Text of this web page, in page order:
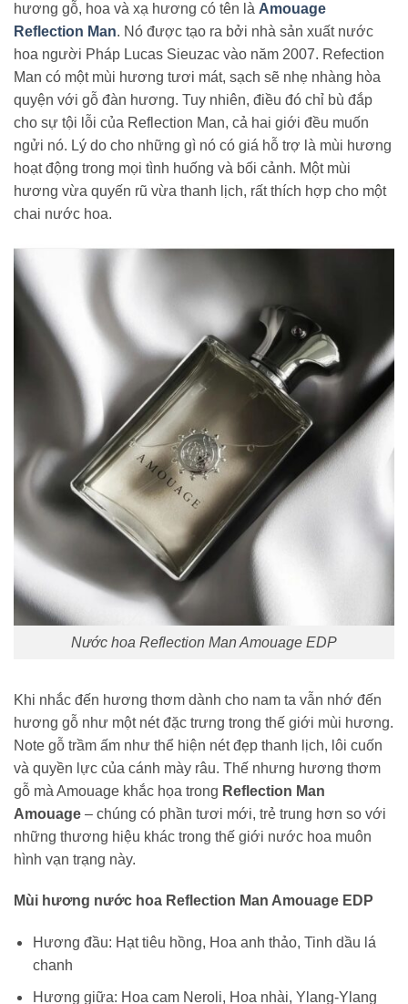
hương gỗ, hoa và xạ hương có tên là Amouage
Reflection Man. Nó được tạo ra bởi nhà sản xuất nước
hoa người Pháp Lucas Sieuzac vào năm 2007. Refection
Man có một mùi hương tươi mát, sạch sẽ nhẹ nhàng hòa
quyện với gỗ đàn hương. Tuy nhiên, điều đó chỉ bù đắp
cho sự tội lỗi của Reflection Man, cả hai giới đều muốn
ngửi nó. Lý do cho những gì nó có giá hỗ trợ là mùi hương
hoạt động trong mọi tình huống và bối cảnh. Một mùi
hương vừa quyến rũ vừa thanh lịch, rất thích hợp cho một
chai nước hoa.
Nước hoa Reflection Man Amouage EDP
Khi nhắc đến hương thơm dành cho nam ta vẫn nhớ đến
hương gỗ như một nét đặc trưng trong thế giới mùi hương.
Note gỗ trầm ấm như thể hiện nét đẹp thanh lịch, lôi cuốn
và quyền lực của cánh mày râu. Thế nhưng hương thơm
gỗ mà Amouage khắc họa trong Reflection Man
Amouage – chúng có phần tươi mới, trẻ trung hơn so với
những thương hiệu khác trong thế giới nước hoa muôn
hình vạn trạng này.
Mùi hương nước hoa Reflection Man Amouage EDP
Hương đầu: Hạt tiêu hồng, Hoa anh thảo, Tinh dầu lá
chanh
Hương giữa: Hoa cam Neroli, Hoa nhài, Ylang-Ylang